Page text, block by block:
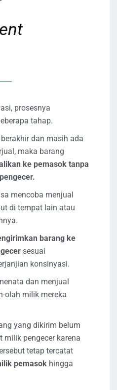
prosesnya
tahap.
dan masih ada
maka barang
ke pemasok tanpa
mencoba menjual
di tempat lain atau
barang ke
sesuai
konsinyasi.
dan menjual
olah milik mereka
yang dikirim belum
milik pengecer karena
tetap tercatat
pemasok hingga